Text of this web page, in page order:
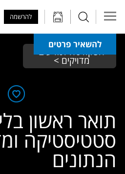
להרשמה
להשאיר פרטים
הפקולטה למדעים
מדויקים >
תואר ראשון
סטטיסטיקה
הנתונים